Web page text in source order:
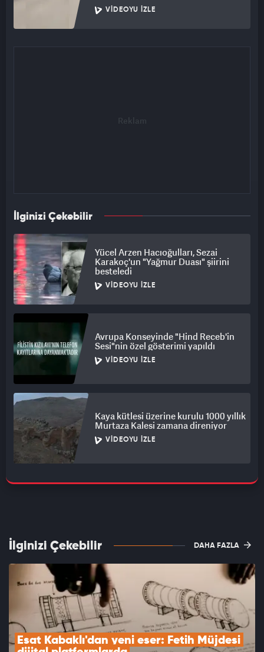
VIDEOYU İZLE
İlginizi Çekebilir
Yücel Arzen Hacıoğulları, Sezai
Karakoç'un "Yağmur Duası" şiirini
besteledi
VIDEOYU İZLE
Avrupa Konseyinde "Hind Receb'in
Sesi"nin özel gösterimi yapıldı
VIDEOYU İZLE
Kaya kütlesi üzerine kurulu 1000 yıllık
Murtaza Kalesi zamana direniyor
VIDEOYU İZLE
İlginizi Çekebilir DAHA FAZLA
Esat Kabaklı'dan yeni eser: Fetih Müjdesi